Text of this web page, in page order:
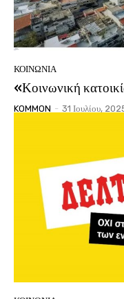
ΚΟΙΝΩΝΙΑ
«Κοινωνική
KOMMON - 31 Ιουλίου,